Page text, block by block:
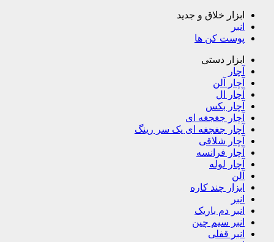
ابزار خلاق و جدید
انبر
پوست کن ها
ابزار دستی
آچار
آچار آلن
آچار ال
آچار بکس
آچار جغجغه ای
آچار جغجغه ای یک سر رینگ
آچار شلاقی
آچار فرانسه
آچار لوله
آلن
ابزار چند کاره
انبر
انبر دم باریک
انبر سیم چین
انبر قفلی